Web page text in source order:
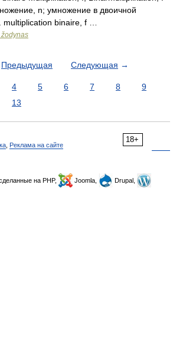
n; умножение в двоичной
multiplication binaire, f …
Предыдущая Следующая →
4 5 6 7 8
9
13
18+
Реклама на сайте
сделанные на PHP, Joomla,
Drupal,